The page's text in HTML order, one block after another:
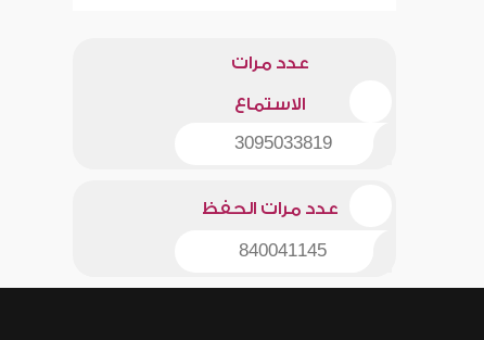
عدد مرات
الاستماع
3095033819
عدد مرات الحفظ
840041145